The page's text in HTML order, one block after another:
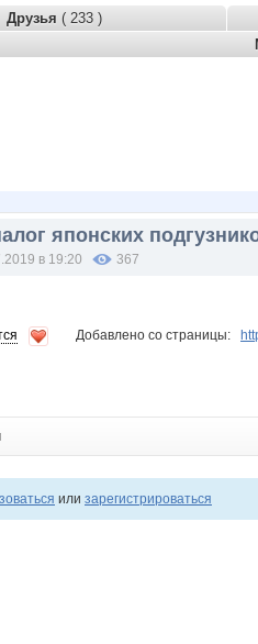
Друзья ( 233 )
японских
в 19:20 367
Добавлено со страницы:
или зарегистрироваться